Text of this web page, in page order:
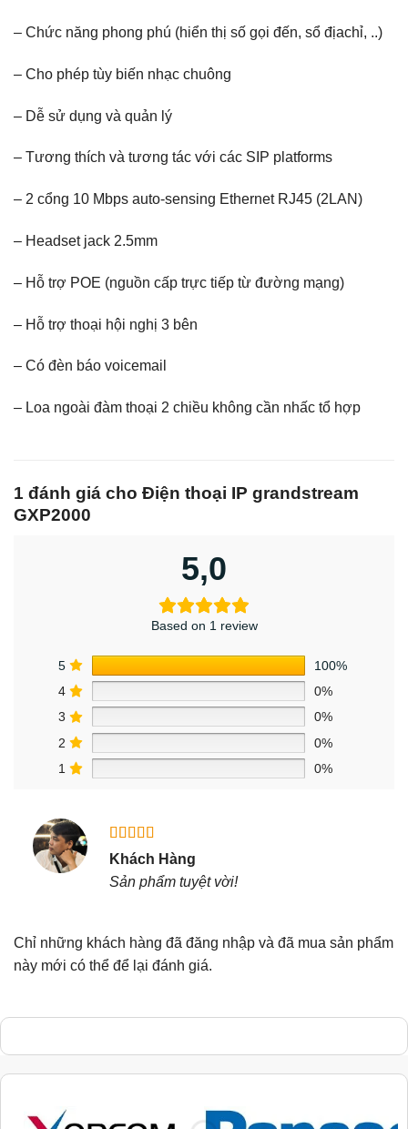
– Chức năng phong phú (hiển thị số gọi đến, sổ địachỉ, ..)
– Cho phép tùy biến nhạc chuông
– Dễ sử dụng và quản lý
– Tương thích và tương tác với các SIP platforms
– 2 cổng 10 Mbps auto-sensing Ethernet RJ45 (2LAN)
– Headset jack 2.5mm
– Hỗ trợ POE (nguồn cấp trực tiếp từ đường mạng)
– Hỗ trợ thoại hội nghị 3 bên
– Có đèn báo voicemail
– Loa ngoài đàm thoại 2 chiều không cần nhấc tổ hợp
1 đánh giá cho Điện thoại IP grandstream
GXP2000
5,0
Based on 1 review
5
100%
4
0%
3
0%
2
0%
1
0%
Được xếp
hạng55
sao
Khách Hàng
Sản phẩm tuyệt vời!
Chỉ những khách hàng đã đăng nhập và đã mua sản phẩm
này mới có thể để lại đánh giá.